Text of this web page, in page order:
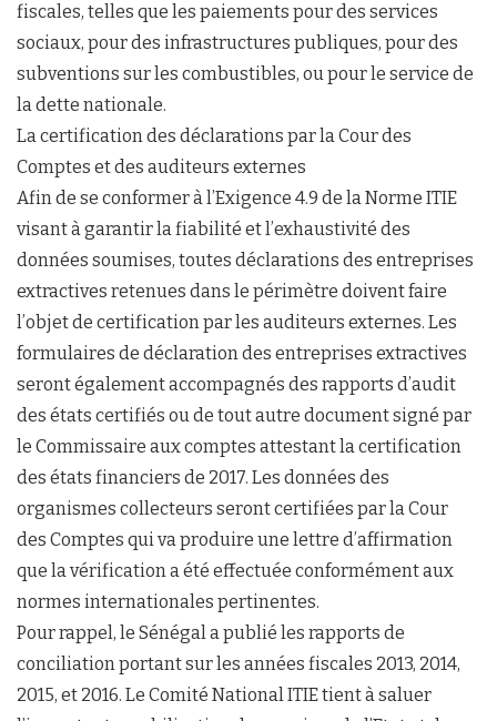
fiscales, telles que les paiements pour des services
sociaux, pour des infrastructures publiques, pour des
subventions sur les combustibles, ou pour le service de
la dette nationale.
La certification des déclarations par la Cour des
Comptes et des auditeurs externes
Afin de se conformer à l’Exigence 4.9 de la Norme ITIE
visant à garantir la fiabilité et l’exhaustivité des
données soumises, toutes déclarations des entreprises
extractives retenues dans le périmètre doivent faire
l’objet de certification par les auditeurs externes. Les
formulaires de déclaration des entreprises extractives
seront également accompagnés des rapports d’audit
des états certifiés ou de tout autre document signé par
le Commissaire aux comptes attestant la certification
des états financiers de 2017. Les données des
organismes collecteurs seront certifiées par la Cour
des Comptes qui va produire une lettre d’affirmation
que la vérification a été effectuée conformément aux
normes internationales pertinentes.
Pour rappel, le Sénégal a publié les rapports de
conciliation portant sur les années fiscales 2013, 2014,
2015, et 2016. Le Comité National ITIE tient à saluer